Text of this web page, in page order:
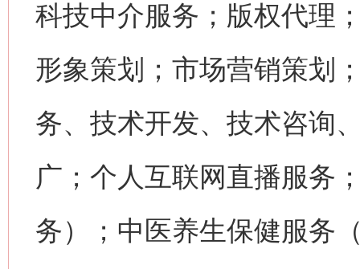
科技中介服务；版权代理
形象策划；市场营销策划
务、技术开发、技术咨询
广；个人互联网直播服务
务）；中医养生保健服务